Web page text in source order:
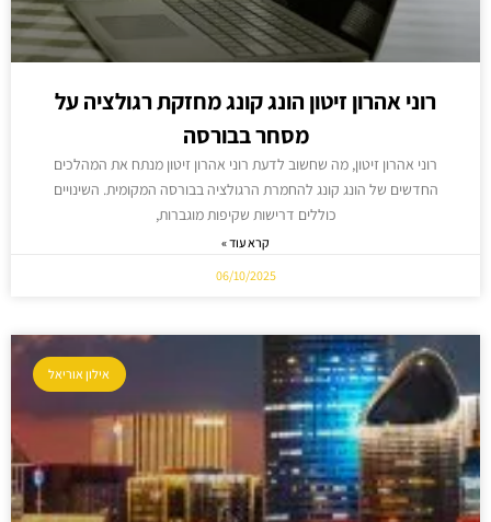
רוני אהרון זיטון הונג קונג מחזקת רגולציה על
מסחר בבורסה
רוני אהרון זיטון, מה שחשוב לדעת רוני אהרון זיטון מנתח את המהלכים
החדשים של הונג קונג להחמרת הרגולציה בבורסה המקומית. השינויים
כוללים דרישות שקיפות מוגברות,
קרא עוד »
06/10/2025
אילון אוריאל